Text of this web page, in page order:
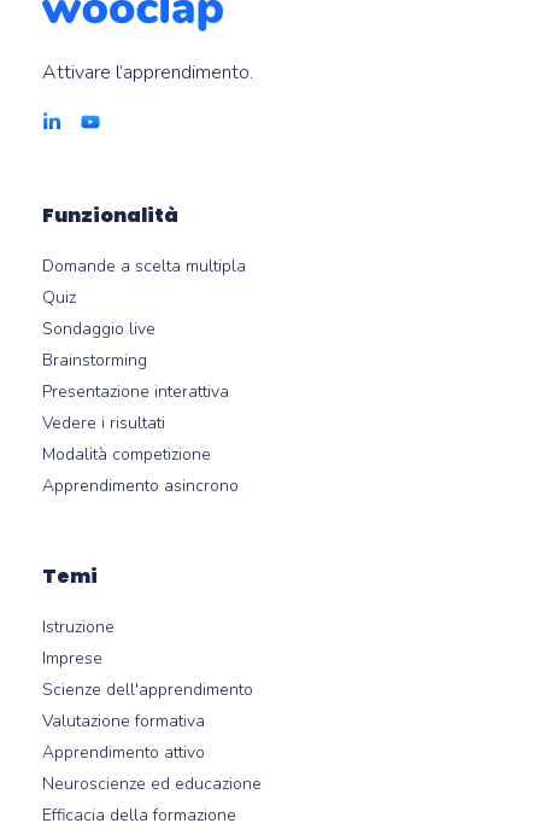
Attivare l’apprendimento.
Funzionalità
Domande a scelta multipla
Quiz
Sondaggio live
Brainstorming
Presentazione interattiva
Vedere i risultati
Modalità competizione
Apprendimento asincrono
Temi
Istruzione
Imprese
Scienze dell'apprendimento
Valutazione formativa
Apprendimento attivo
Neuroscienze ed educazione
Efficacia della formazione